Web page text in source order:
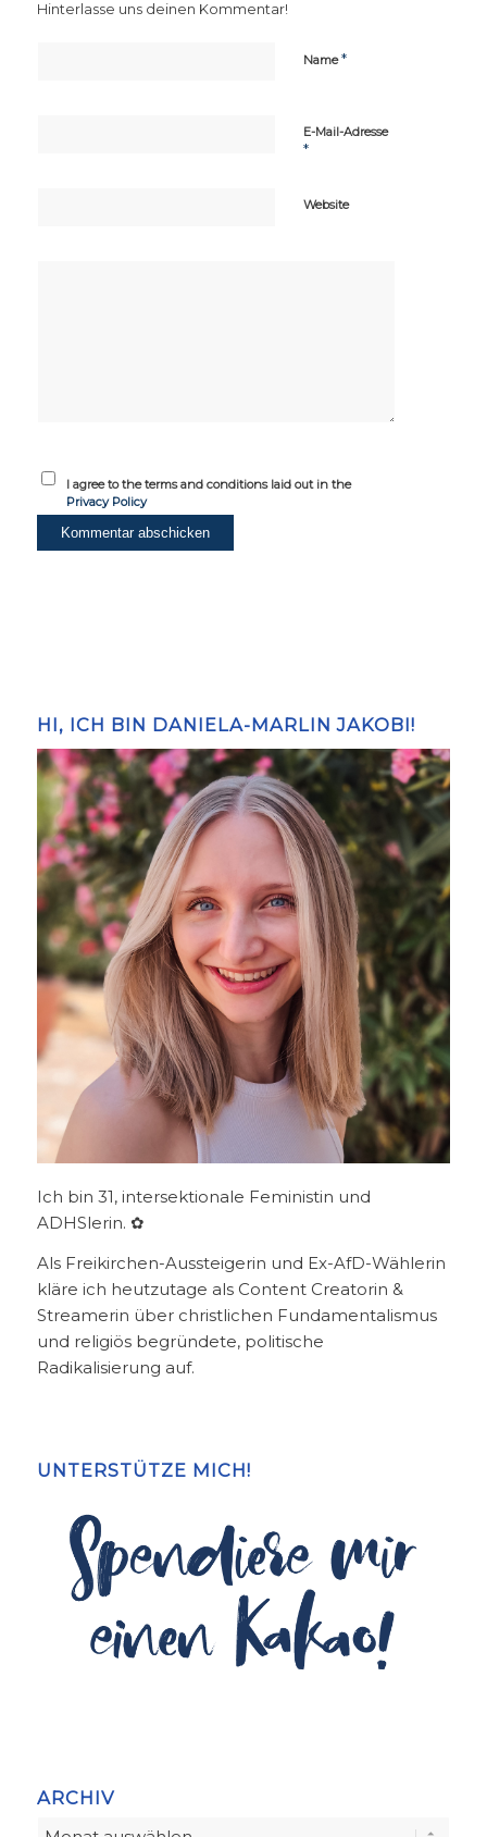
Hinterlasse uns deinen Kommentar!
Name*
E-Mail-Adresse
*
Website
I agree to the terms and conditions laid out in the
Privacy Policy
HI, ICH BIN DANIELA-MARLIN JAKOBI!
Ich bin 31, intersektionale Feministin und
ADHSlerin. ✿
Als Freikirchen-Aussteigerin und Ex-AfD-Wählerin
kläre ich heutzutage als Content Creatorin &
Streamerin über christlichen Fundamentalismus
und religiös begründete, politische
Radikalisierung auf.
UNTERSTÜTZE MICH!
ARCHIV